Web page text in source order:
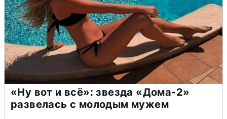
«Ну вот и всё»: звезда «Дома-2»
развелась с молодым мужем